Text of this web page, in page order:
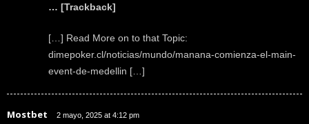
… [Trackback]
[…] Read More on to that Topic:
dimepoker.cl/noticias/mundo/manana-comienza-el-main-
event-de-medellin […]
Mostbet 2 mayo, 2025 at 4:12 pm